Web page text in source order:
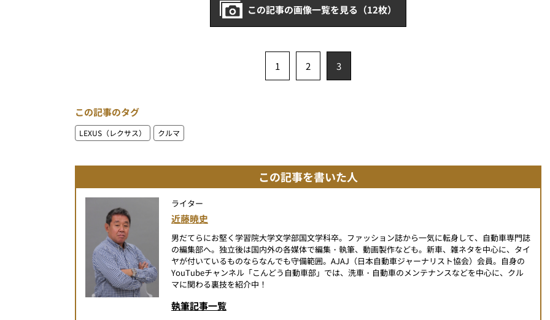
この記事の画像一覧を見る（12枚）
1 2 3
この記事のタグ
LEXUS（レクサス） クルマ
この記事を書いた人
ライター
近藤暁史
男だてらにお堅く学習院大学文学部国文学科卒。ファッション誌から一気に転身して、自動車専門誌
の編集部へ。独立後は国内外の各媒体で編集・執筆、動画製作なども。新車、雑ネタを中心に、タイ
ヤが付いているものならなんでも守備範囲。AJAJ（日本自動車ジャーナリスト協会）会員。自身の
YouTubeチャンネル「こんどう自動車部」では、洗車・自動車のメンテナンスなどを中心に、クル
マに関わる裏技を紹介中！
執筆記事一覧